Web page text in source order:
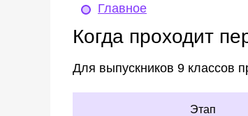
Главное
Когда проходит
Для выпускников 9 классов
Этап